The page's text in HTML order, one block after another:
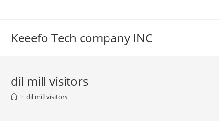
Keeefo Tech company INC
dil mill visitors
> dil mill visitors